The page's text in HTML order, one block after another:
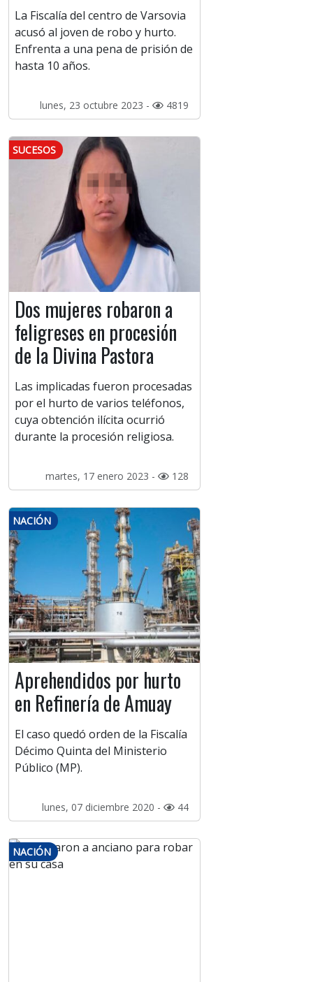
La Fiscalía del centro de Varsovia
acusó al joven de robo y hurto.
Enfrenta a una pena de prisión de
hasta 10 años.
lunes, 23 octubre 2023 - 4819
SUCESOS
Dos mujeres robaron a
feligreses en procesión
de la Divina Pastora
Las implicadas fueron procesadas
por el hurto de varios teléfonos,
cuya obtención ilícita ocurrió
durante la procesión religiosa.
martes, 17 enero 2023 - 128
NACIÓN
Aprehendidos por hurto
en Refinería de Amuay
El caso quedó orden de la Fiscalía
Décimo Quinta del Ministerio
Público (MP).
lunes, 07 diciembre 2020 - 44
NACIÓN